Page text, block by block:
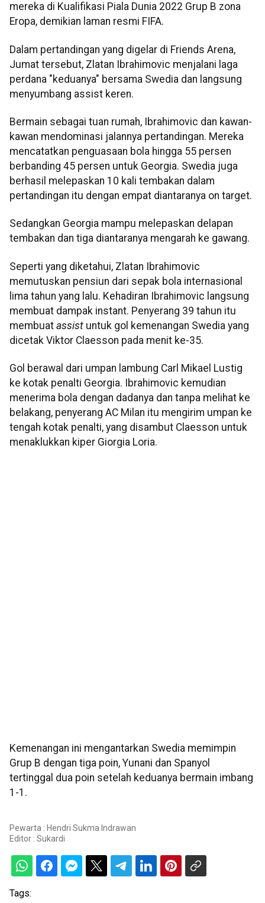
mereka di Kualifikasi Piala Dunia 2022 Grup B zona
Eropa, demikian laman resmi FIFA.
Dalam pertandingan yang digelar di Friends Arena,
Jumat tersebut, Zlatan Ibrahimovic menjalani laga
perdana "keduanya" bersama Swedia dan langsung
menyumbang assist keren.
Bermain sebagai tuan rumah, Ibrahimovic dan kawan-
kawan mendominasi jalannya pertandingan. Mereka
mencatatkan penguasaan bola hingga 55 persen
berbanding 45 persen untuk Georgia. Swedia juga
berhasil melepaskan 10 kali tembakan dalam
pertandingan itu dengan empat diantaranya on target.
Sedangkan Georgia mampu melepaskan delapan
tembakan dan tiga diantaranya mengarah ke gawang.
Seperti yang diketahui, Zlatan Ibrahimovic
memutuskan pensiun dari sepak bola internasional
lima tahun yang lalu. Kehadiran Ibrahimovic langsung
membuat dampak instant. Penyerang 39 tahun itu
membuat assist untuk gol kemenangan Swedia yang
dicetak Viktor Claesson pada menit ke-35.
Gol berawal dari umpan lambung Carl Mikael Lustig
ke kotak penalti Georgia. Ibrahimovic kemudian
menerima bola dengan dadanya dan tanpa melihat ke
belakang, penyerang AC Milan itu mengirim umpan ke
tengah kotak penalti, yang disambut Claesson untuk
menaklukkan kiper Giorgia Loria.
Kemenangan ini mengantarkan Swedia memimpin
Grup B dengan tiga poin, Yunani dan Spanyol
tertinggal dua poin setelah keduanya bermain imbang
1-1.
Pewarta : Hendri Sukma Indrawan
Editor : Sukardi
Tags: